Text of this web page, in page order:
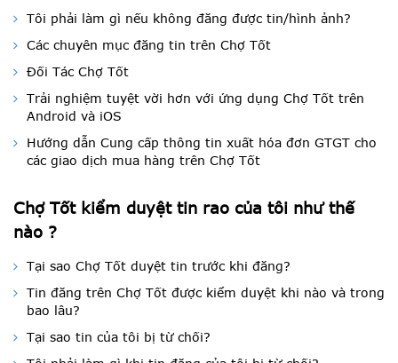
Tôi phải làm gì nếu không đăng được tin/hình ảnh?
Các chuyên mục đăng tin trên Chợ Tốt
Đối Tác Chợ Tốt
Trải nghiệm tuyệt vời hơn với ứng dụng Chợ Tốt trên
Android và iOS
Hướng dẫn Cung cấp thông tin xuất hóa đơn GTGT cho
các giao dịch mua hàng trên Chợ Tốt
Chợ Tốt kiểm duyệt tin rao của tôi như thế
nào ?
Tại sao Chợ Tốt duyệt tin trước khi đăng?
Tin đăng trên Chợ Tốt được kiểm duyệt khi nào và trong
bao lâu?
Tại sao tin của tôi bị từ chối?